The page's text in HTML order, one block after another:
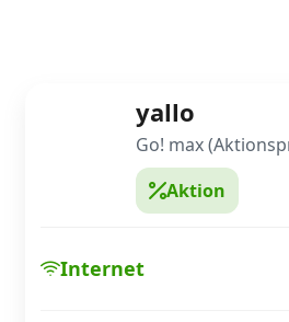
yallo
Go! max
Aktion
Internet